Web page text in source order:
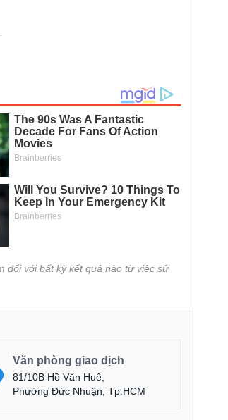
đối với bất kỳ kết quả nào từ việc sử
Văn phòng giao dịch
81/10B Hồ Văn Huê,
Phường Đức Nhuận, Tp.HCM